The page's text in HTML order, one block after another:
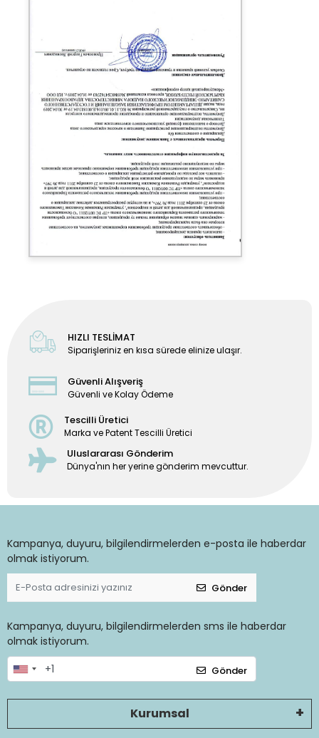
HIZLI TESLİMAT
Siparişleriniz en kısa sürede elinize ulaşır.
Güvenli Alışveriş
Güvenli ve Kolay Ödeme
Tescilli Üretici
Marka ve Patent Tescilli Üretici
Uluslararası Gönderim
Dünya'nın her yerine gönderim mevcuttur.
Kampanya, duyuru, bilgilendirmelerden e-posta ile haberdar
olmak istiyorum.
Gönder
Kampanya, duyuru, bilgilendirmelerden sms ile haberdar
olmak istiyorum.
Gönder
Kurumsal